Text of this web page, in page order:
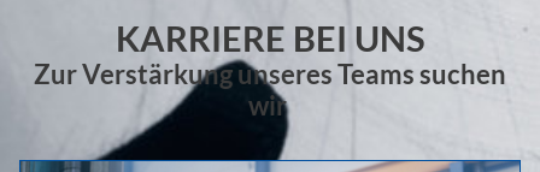
KARRIERE BEI UNS
Zur Verstärkung unseres Teams suchen
wir